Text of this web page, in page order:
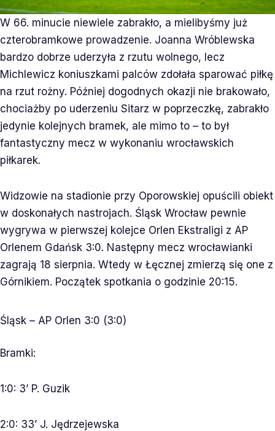
W 66. minucie niewiele zabrakło, a mielibyśmy już
czterobramkowe prowadzenie. Joanna Wróblewska
bardzo dobrze uderzyła z rzutu wolnego, lecz
Michlewicz koniuszkami palców zdołała sparować piłkę
na rzut rożny. Później dogodnych okazji nie brakowało,
chociażby po uderzeniu Sitarz w poprzeczkę, zabrakło
jedynie kolejnych bramek, ale mimo to – to był
fantastyczny mecz w wykonaniu wrocławskich
piłkarek.
Widzowie na stadionie przy Oporowskiej opuścili obiekt
w doskonałych nastrojach. Śląsk Wrocław pewnie
wygrywa w pierwszej kolejce Orlen Ekstraligi z AP
Orlenem Gdańsk 3:0. Następny mecz wrocławianki
zagrają 18 sierpnia. Wtedy w Łęcznej zmierzą się one z
Górnikiem. Początek spotkania o godzinie 20:15.
Śląsk – AP Orlen 3:0 (3:0)
Bramki:
1:0: 3’ P. Guzik
2:0: 33’ J. Jędrzejewska